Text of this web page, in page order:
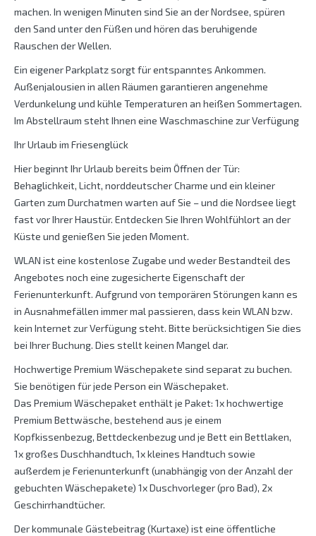
machen. In wenigen Minuten sind Sie an der Nordsee, spüren
den Sand unter den Füßen und hören das beruhigende
Rauschen der Wellen.
Ein eigener Parkplatz sorgt für entspanntes Ankommen.
Außenjalousien in allen Räumen garantieren angenehme
Verdunkelung und kühle Temperaturen an heißen Sommertagen.
Im Abstellraum steht Ihnen eine Waschmaschine zur Verfügung
Ihr Urlaub im Friesenglück
Hier beginnt Ihr Urlaub bereits beim Öffnen der Tür:
Behaglichkeit, Licht, norddeutscher Charme und ein kleiner
Garten zum Durchatmen warten auf Sie – und die Nordsee liegt
fast vor Ihrer Haustür. Entdecken Sie Ihren Wohlfühlort an der
Küste und genießen Sie jeden Moment.
WLAN ist eine kostenlose Zugabe und weder Bestandteil des
Angebotes noch eine zugesicherte Eigenschaft der
Ferienunterkunft. Aufgrund von temporären Störungen kann es
in Ausnahmefällen immer mal passieren, dass kein WLAN bzw.
kein Internet zur Verfügung steht. Bitte berücksichtigen Sie dies
bei Ihrer Buchung. Dies stellt keinen Mangel dar.
Hochwertige Premium Wäschepakete sind separat zu buchen.
Sie benötigen für jede Person ein Wäschepaket.
Das Premium Wäschepaket enthält je Paket: 1x hochwertige
Premium Bettwäsche, bestehend aus je einem
Kopfkissenbezug, Bettdeckenbezug und je Bett ein Bettlaken,
1x großes Duschhandtuch, 1x kleines Handtuch sowie
außerdem je Ferienunterkunft (unabhängig von der Anzahl der
gebuchten Wäschepakete) 1x Duschvorleger (pro Bad), 2x
Geschirrhandtücher.
Der kommunale Gästebeitrag (Kurtaxe) ist eine öffentliche